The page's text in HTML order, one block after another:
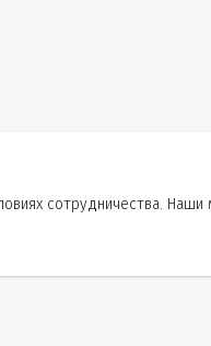
сотрудничества.